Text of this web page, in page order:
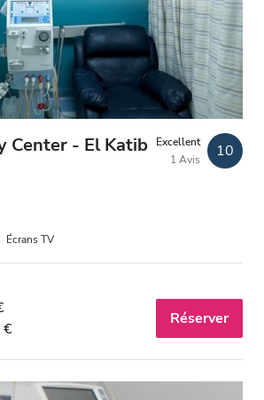
du VIH
de l’hépatite B
de l’hépatite C
Center - El Katib
Excellent
1 Avis
10
Écrans TV
€
Réserver